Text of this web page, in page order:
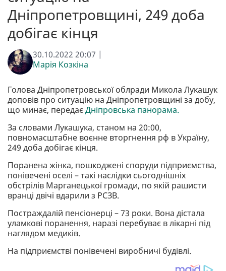
Дніпропетровщині, 249 доба
добігає кінця
30.10.2022 20:07 |
Марія Козкіна
Голова Дніпропетровської облради Микола Лукашук
доповів про ситуацію на Дніпропетровщині за добу,
що минає, передаєДніпровська панорама.
За словами Лукашука, станом на 20:00,
повномасштабне воєнне вторгнення рф в Україну,
249 доба добігає кінця.
Поранена жінка, пошкоджені споруди підприємства,
понівечені оселі – такі наслідки сьогоднішніх
обстрілів Марганецької громади, по якій рашисти
вранці двічі вдарили з РСЗВ.
Постраждалій пенсіонерці – 73 роки. Вона дістала
уламкові поранення, наразі перебуває в лікарні під
наглядом медиків.
На підприємстві понівечені виробничі будівлі.